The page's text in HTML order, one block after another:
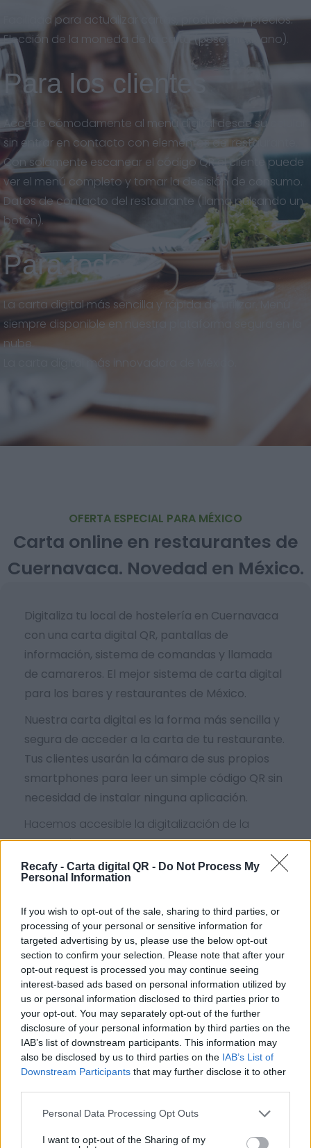
Recafy - Carta digital QR - Do Not Process My
Personal Information
If you wish to opt-out of the sale, sharing to third parties, or
processing of your personal or sensitive information for
targeted advertising by us, please use the below opt-out
section to confirm your selection. Please note that after your
opt-out request is processed you may continue seeing
interest-based ads based on personal information utilized by
us or personal information disclosed to third parties prior to
your opt-out. You may separately opt-out of the further
disclosure of your personal information by third parties on the
IAB’s list of downstream participants. This information may
also be disclosed by us to third parties on the IAB’s List of
Downstream Participants that may further disclose it to other
Please note that this website/app uses one or more Google
not limited to your visit or usage behaviour. You may click to
Personal Data Processing Opt Outs
I want to opt-out of the Sharing of my
Facilidad para actualizar cartas, productos y precios.
Elección de la moneda de la carta (peso mexicano).
Para los clientes
Accede cómodamente al menú digital desde su celular
sin entrar en contacto con elementos del restaurante.
Con solamente escanear el código QR el cliente puede
ver el menú completo y tomar la decisión de consumo.
Datos de contacto del restaurante (llama pulsando un
botón).
Para todos
La carta digital más sencilla y rápida de utilizar. Menú
siempre disponible en nuestra plataforma segura en la
nube.
La carta digital más innovadora de México.
OFERTA ESPECIAL PARA MÉXICO
Carta online en restaurantes de
Cuernavaca. Novedad en México.
Digitaliza tu local de hostelería en Cuernavaca
con una carta digital QR, pantallas de
información, sistema de comandas y llamada
de camareros. El mejor sistema de carta digital
para los bares y restaurantes de México.
Nuestra carta digital es la forma más sencilla y
segura de acceder a la carta de tu restaurante.
Tus clientes usarán la cámara de sus propios
smartphones para leer un simple código QR sin
necesidad de instalar ninguna aplicación.
Hacemos accesible la digitalización de la
hostelería sin importar el tamaño del negocio. Si
necesitas ayuda o no tienes tiempo, podemos
digitalizar la carta por ti.
Por eso hemos diseñado un sistema capaz de
ayudar a tu negocio a adaptarse a las
circunstancias actuales que nuestro país está
viviendo. Contamos con una carta de servicios
que pueden ayudarte a aminorar las cargas de
trabajo en tu negocio o empresa para que
puedas ofrecer a tus clientes la seguridad y el
apoyo que merecen. Llega la transformación
digital para quedarse. Menú digital QR para el
Pásate a la carta digital QR. Nuestra sistema es